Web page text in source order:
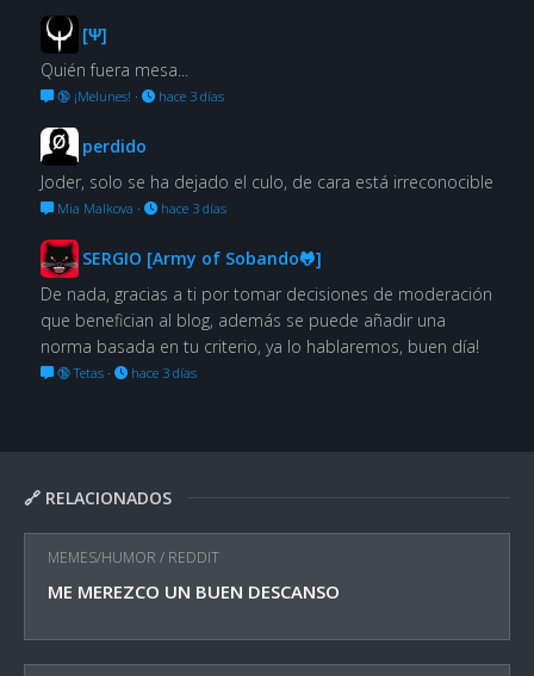
🔗 RELACIONADOS
MEMES/HUMOR / REDDIT
ME MEREZCO UN BUEN DESCANSO
[Ψ]
Quién fuera mesa...
🔞 ¡Melunes! · hace 3 días
perdido
Joder, solo se ha dejado el culo, de cara está irreconocible
Mia Malkova · hace 3 días
SERGIO [Army of Sobando🐸]
De nada, gracias a ti por tomar decisiones de moderación
que benefician al blog, además se puede añadir una
norma basada en tu criterio, ya lo hablaremos, buen día!
🔞 Tetas· hace 3 días